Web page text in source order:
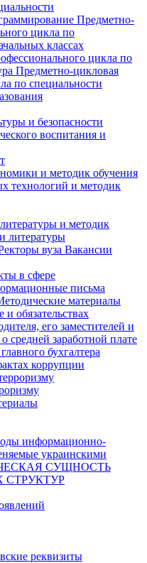
Предметно-
цикла по
классах
цикла по
Предметно-цикловая
по специальности
и безопасности
воспитания и
и методик обучения
технологий и методик
и методик
литературы
вуза Вакансии
в сфере
письма
материалы
обязательствах
его заместителей и
средней заработной плате
бухгалтера
коррупции
информационно-
украинскими
СУЩНОСТЬ
СТРУКТУР
реквизиты